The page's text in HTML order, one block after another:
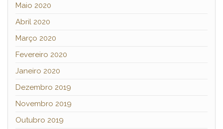
Maio 2020
Abril 2020
Março 2020
Fevereiro 2020
Janeiro 2020
Dezembro 2019
Novembro 2019
Outubro 2019